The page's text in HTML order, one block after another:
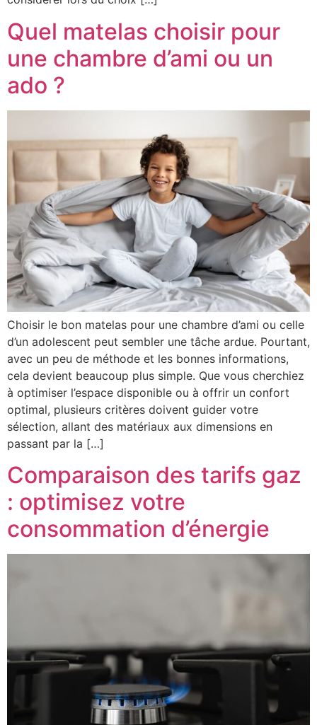
Quel matelas choisir pour
une chambre d’ami ou un
ado ?
Choisir le bon matelas pour une chambre d’ami ou celle
d’un adolescent peut sembler une tâche ardue. Pourtant,
avec un peu de méthode et les bonnes informations,
cela devient beaucoup plus simple. Que vous cherchiez
à optimiser l’espace disponible ou à offrir un confort
optimal, plusieurs critères doivent guider votre
sélection, allant des matériaux aux dimensions en
passant par la […]
Comparaison des tarifs gaz
: optimisez votre
consommation d’énergie